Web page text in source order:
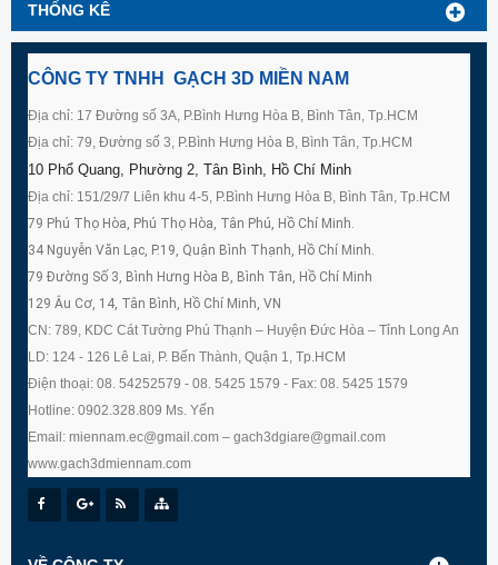
THỐNG KÊ
CÔNG TY TNHH GẠCH 3D MIỀN NAM
Địa chỉ: 17 Đường số 3A, P.Bình Hưng Hòa B, Bình Tân, Tp.HCM
Địa chỉ: 79, Đường số 3, P.Bình Hưng Hòa B, Bình Tân, Tp.HCM
10 Phổ Quang, Phường 2, Tân Bình, Hồ Chí Minh
Địa chỉ: 151/29/7 Liên khu 4-5, P.Bình Hưng Hòa B, Bình Tân, Tp.HCM
79 Phú Thọ Hòa, Phú Thọ Hòa, Tân Phú, Hồ Chí Minh.
34 Nguyễn Văn Lạc, P.19, Quận Bình Thạnh, Hồ Chí Minh.
79 Đường Số 3, Bình Hưng Hòa B, Bình Tân, Hồ Chí Minh
129 Âu Cơ, 14, Tân Bình, Hồ Chí Minh, VN
CN: 789, KDC Cát Tường Phú Thạnh – Huyện Đức Hòa – Tỉnh Long An
LD: 124 - 126 Lê Lai, P. Bến Thành, Quận 1, Tp.HCM
Điện thoại: 08. 54252579 - 08. 5425 1579 - Fax: 08. 5425 1579
Hotline: 0902.328.809 Ms. Yến
Email: miennam.ec@gmail.com – gach3dgiare@gmail.com
www.gach3dmiennam.com